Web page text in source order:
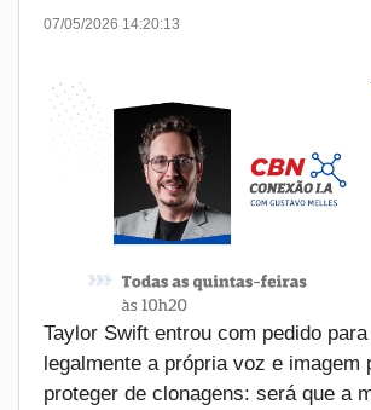
07/05/2026 14:20:13
Taylor Swift entrou com pedido
legalmente a própria voz e imagem
proteger de clonagens: será que a